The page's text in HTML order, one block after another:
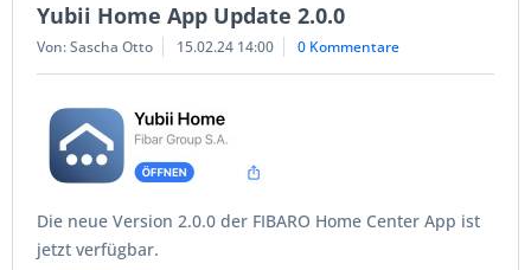
Yubii Home App Update 2.0.0
Von: Sascha Otto 15.02.24 14:00 0 Kommentare
Die neue Version 2.0.0 der FIBARO Home Center App ist
jetzt verfügbar.